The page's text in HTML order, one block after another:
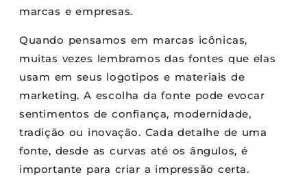
marcas e empresas.
Quando pensamos em marcas icônicas,
muitas vezes lembramos das fontes que elas
usam em seus logotipos e materiais de
marketing. A escolha da fonte pode evocar
sentimentos de confiança, modernidade,
tradição ou inovação. Cada detalhe de uma
fonte, desde as curvas até os ângulos, é
importante para criar a impressão certa.